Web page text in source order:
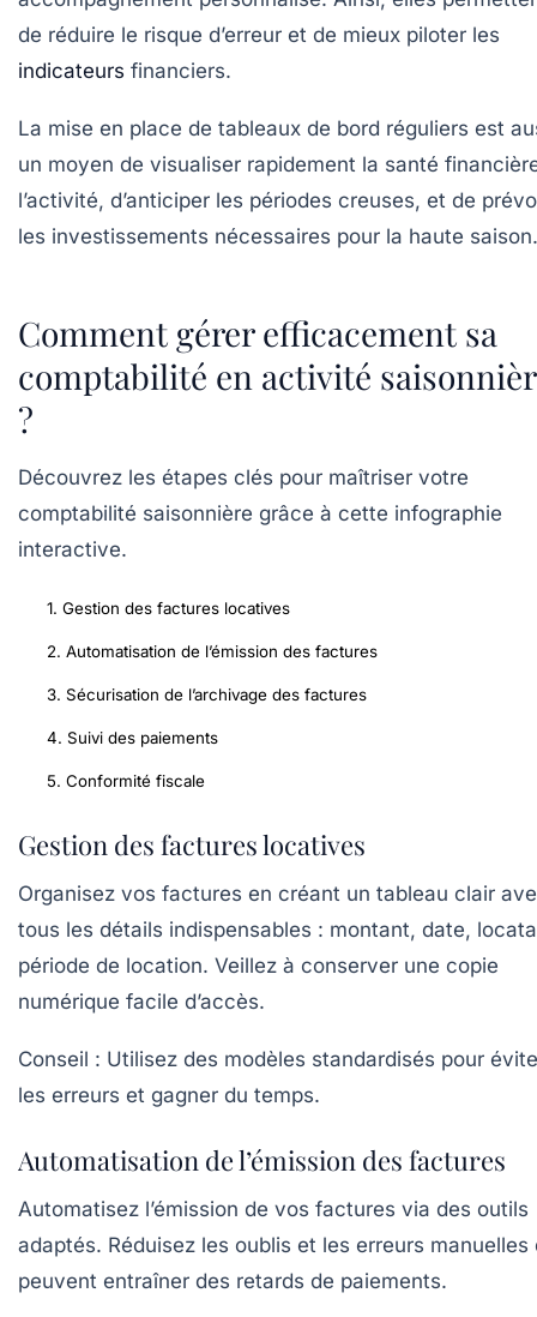
de réduire le risque d’erreur et de mieux piloter les
indicateurs financiers.
La mise en place de tableaux de bord réguliers est
un moyen de visualiser rapidement la santé
l’activité, d’anticiper les périodes creuses, et de
les investissements nécessaires pour la haute saison.
Comment gérer efficacement sa
comptabilité en activité
?
Découvrez les étapes clés pour maîtriser votre
comptabilité saisonnière grâce à cette infographie
interactive.
1. Gestion des factures locatives
2. Automatisation de l’émission des factures
3. Sécurisation de l’archivage des factures
4. Suivi des paiements
5. Conformité fiscale
Gestion des factures locatives
Organisez vos factures en créant un tableau clair
tous les détails indispensables : montant, date,
période de location. Veillez à conserver une copie
numérique facile d’accès.
Conseil : Utilisez des modèles standardisés pour
les erreurs et gagner du temps.
Automatisation de l’émission des factures
Automatisez l’émission de vos factures via des outils
adaptés. Réduisez les oublis et les erreurs manuelles
peuvent entraîner des retards de paiements.